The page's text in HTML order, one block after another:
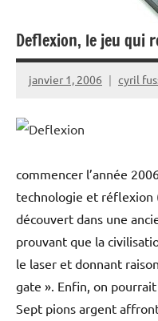
Deflexion, le jeu qui
janvier 1, 2006 cyril
commencer l’année
technologie et réflexion
découvert dans une
prouvant que la
le laser et donnant
gate ». Enfin, on
Sept pions argent